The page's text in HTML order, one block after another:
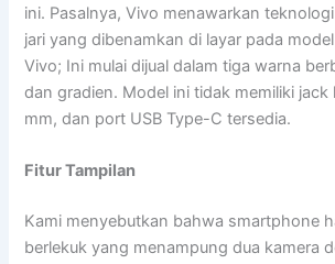
ini. Pasalnya, Vivo menawarkan
jari yang dibenamkan di layar pada
Vivo; Ini mulai dijual dalam tiga warna
dan gradien. Model ini tidak memiliki
mm, dan port USB Type-C tersedia.
Fitur Tampilan
Kami menyebutkan bahwa smartphone
berlekuk yang menampung dua kamera